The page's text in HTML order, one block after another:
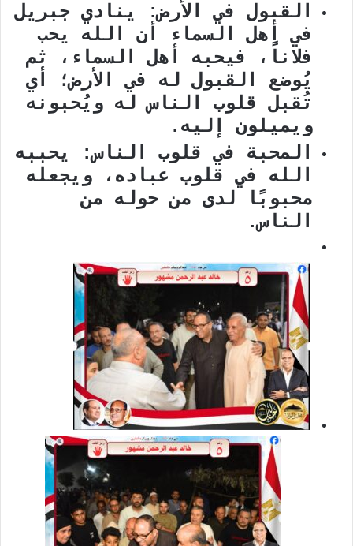
القبول في الأرض: ينادي جبريل
في أهل السماء أن الله يحب
فلاناً، فيحبه أهل السماء، ثم
يُوضع القبول له في الأرض؛ أي
تُقبل قلوب الناس له ويُحبونه
ويميلون إليه.
المحبة في قلوب الناس: يحببه
الله في قلوب عباده، ويجعله
محبوبًا لدى من حوله من
الناس.